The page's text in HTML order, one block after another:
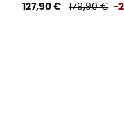
127,90 € 179,90 € -